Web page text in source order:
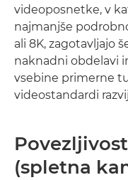
videoposnetke, v
najmanjše
ali 8K, zagotavljajo
naknadni obdelavi
vsebine primerne
videostandardi
(spletna